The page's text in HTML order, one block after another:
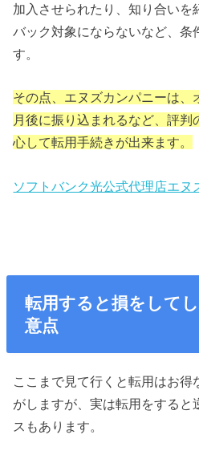
加入させられたり、知り合いを
バック対象にならないなど、条
す。
その点、エヌズカンパニーは、
月後に振り込まれるなど、評
心して転用手続きが出来ます。
ソフトバンク光公式代理店エヌ
転用すると損をして
意点
ここまで見て行くと転用はお得
がしますが、実は転用をすると
スもあります。